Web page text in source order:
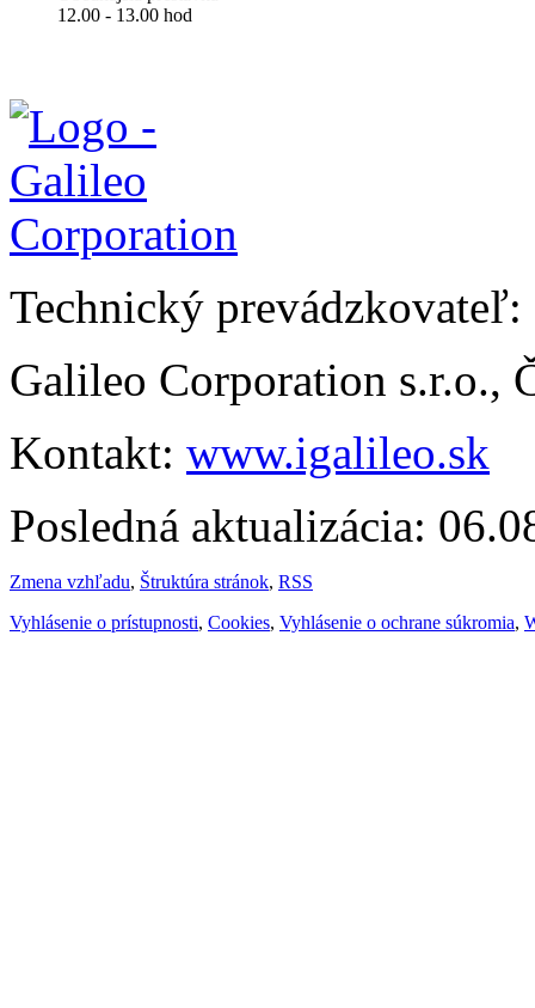
12.00 - 13.00 hod
Technický prevádzkovateľ:
Galileo Corporation s.r.o.,
Kontakt: www.igalileo.sk
Posledná aktualizácia:
Zmena vzhľadu, Štruktúra stránok, RSS
Vyhlásenie o prístupnosti, Cookies, Vyhlásenie o ochrane súkromia,